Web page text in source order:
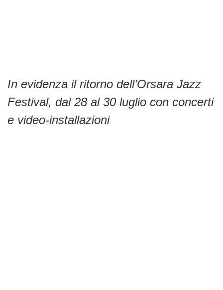
In evidenza il ritorno dell’Orsara Jazz
Festival, dal 28 al 30 luglio con concerti
e video-installazioni